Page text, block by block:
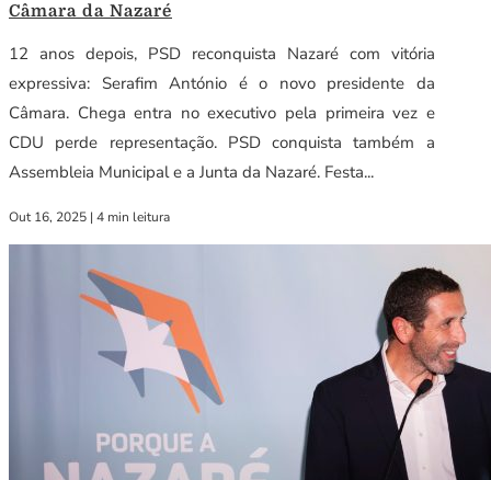
Câmara da Nazaré
12 anos depois, PSD reconquista Nazaré com vitória
expressiva: Serafim António é o novo presidente da
Câmara. Chega entra no executivo pela primeira vez e
CDU perde representação. PSD conquista também a
Assembleia Municipal e a Junta da Nazaré. Festa...
Out 16, 2025 | 4 min leitura